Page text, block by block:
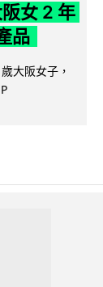
女 2 年
品
大阪女子，